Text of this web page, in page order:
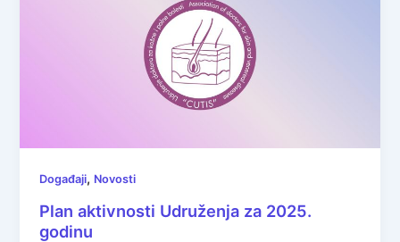
Događaji, Novosti
Plan aktivnosti Udruženja za 2025.
godinu